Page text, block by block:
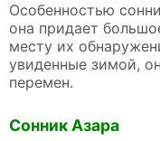
Особенностью
она придает
месту их
увиденные зимой,
перемен.
Сонник Азара